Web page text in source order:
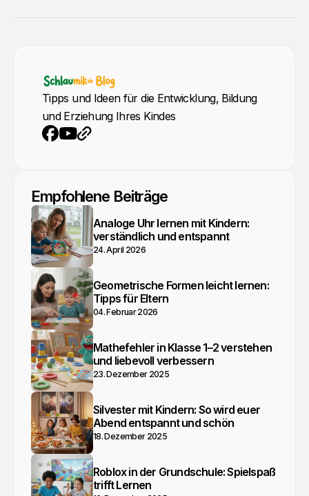
Tipps und Ideen für die Entwicklung, Bildung
und Erziehung Ihres Kindes
Empfohlene Beiträge
Analoge Uhr lernen mit Kindern:
verständlich und entspannt
24. April 2026
Geometrische Formen leicht lernen:
Tipps für Eltern
04. Februar 2026
Mathefehler in Klasse 1–2 verstehen
und liebevoll verbessern
23. Dezember 2025
Silvester mit Kindern: So wird euer
Abend entspannt und schön
18. Dezember 2025
Roblox in der Grundschule: Spielspaß
trifft Lernen